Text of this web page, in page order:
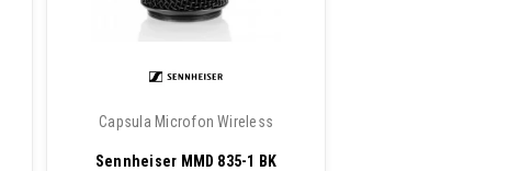
Capsula Microfon Wireless
Sennheiser MMD 835-1 BK